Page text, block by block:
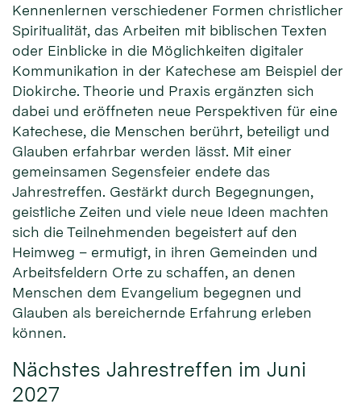
Kennenlernen verschiedener Formen christlicher
Spiritualität, das Arbeiten mit biblischen Texten
oder Einblicke in die Möglichkeiten digitaler
Kommunikation in der Katechese am Beispiel der
Diokirche. Theorie und Praxis ergänzten sich
dabei und eröffneten neue Perspektiven für eine
Katechese, die Menschen berührt, beteiligt und
Glauben erfahrbar werden lässt. Mit einer
gemeinsamen Segensfeier endete das
Jahrestreffen. Gestärkt durch Begegnungen,
geistliche Zeiten und viele neue Ideen machten
sich die Teilnehmenden begeistert auf den
Heimweg – ermutigt, in ihren Gemeinden und
Arbeitsfeldern Orte zu schaffen, an denen
Menschen dem Evangelium begegnen und
Glauben als bereichernde Erfahrung erleben
können.
Nächstes Jahrestreffen im Juni
2027